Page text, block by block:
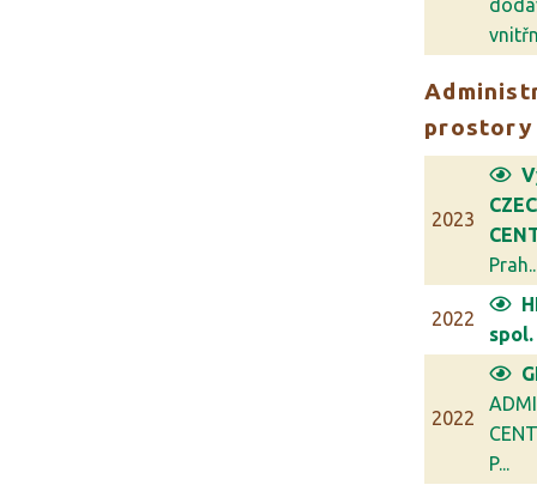
prostory
2023
2022
spol.
2022
P...